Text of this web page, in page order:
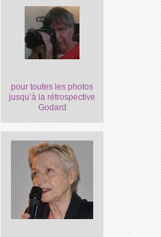
pour toutes les photos
jusqu’à la rétrospective
Godard